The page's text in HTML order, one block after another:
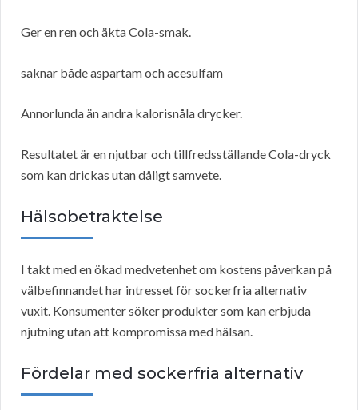
Ger en ren och äkta Cola-smak.
saknar både aspartam och acesulfam
Annorlunda än andra kalorisnåla drycker.
Resultatet är en njutbar och tillfredsställande Cola-dryck
som kan drickas utan dåligt samvete.
Hälsobetraktelse
I takt med en ökad medvetenhet om kostens påverkan på
välbefinnandet har intresset för sockerfria alternativ
vuxit. Konsumenter söker produkter som kan erbjuda
njutning utan att kompromissa med hälsan.
Fördelar med sockerfria alternativ